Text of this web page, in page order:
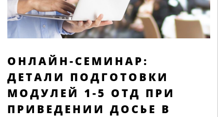
ОНЛАЙН-СЕМИНАР:
ДЕТАЛИ ПОДГОТОВКИ
МОДУЛЕЙ 1-5 ОТД ПРИ
ПРИВЕДЕНИИ ДОСЬЕ В